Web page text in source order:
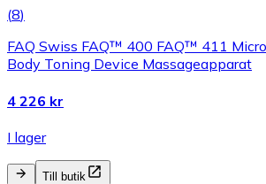
(8)
FAQ Swiss FAQ™ 400 FAQ™ 411
Body Toning Device Massageapparat
4 226 kr
I lager
Till butik